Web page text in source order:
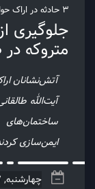
3 حادثه در اراک حوادثی رخ داد؛
جلوگیری
متروکه در
آتش‌نشانان
آیت‌الله
ایمن‌سازی
چهارشنبه, 17 تیر 1405 ,10:20